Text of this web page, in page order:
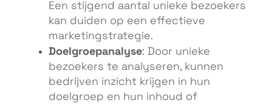
Een stijgend aantal unieke bezoekers
kan duiden op een effectieve
marketingstrategie.
Doelgroepanalyse: Door unieke
bezoekers te analyseren, kunnen
bedrijven inzicht krijgen in hun
doelgroep en hun inhoud of